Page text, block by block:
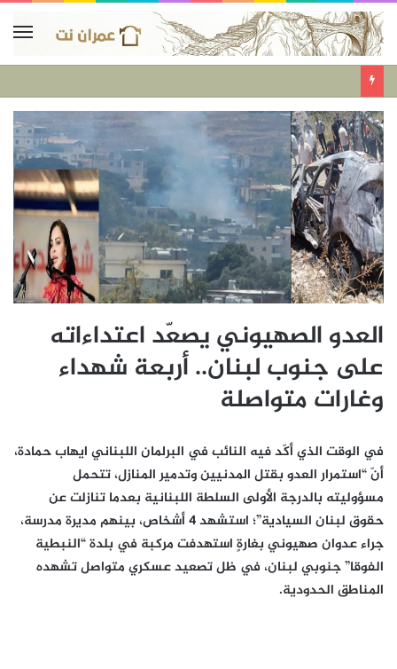
العدو الصهيوني يصعّد اعتداءاته
على جنوب لبنان.. أربعة شهداء
وغارات متواصلة
في الوقت الذي أكّد فيه النائب في البرلمان اللبناني ايهاب حمادة،
أنّ “استمرار العدو بقتل المدنيين وتدمير المنازل، تتحمل
مسؤوليته بالدرجة الأولى السلطة اللبنانية بعدما تنازلت عن
حقوق لبنان السيادية”؛ استشهد 4 أشخاص، بينهم مديرة مدرسة،
جراء عدوان صهيوني بغارةٍ استهدفت مركبة في بلدة “النبطية
الفوقا” جنوبي لبنان، في ظل تصعيد عسكري متواصل تشهده
المناطق الحدودية.